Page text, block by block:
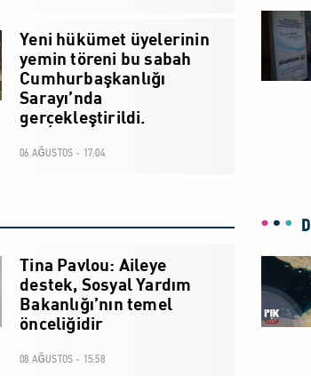
Yeni hükümet üyelerinin
yemin töreni bu sabah
Cumhurbaşkanlığı
Sarayı’nda
gerçekleştirildi.
06 AĞUSTOS - 17:04
Tina Pavlou: Aileye
destek, Sosyal Yardım
Bakanlığı’nın temel
önceliğidir
08 AĞUSTOS - 15:58